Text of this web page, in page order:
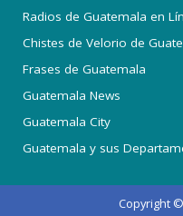
Radios de Guatemala en
Chistes de Velorio de
Frases de Guatemala
Guatemala News
Guatemala City
Guatemala y sus
Copyright